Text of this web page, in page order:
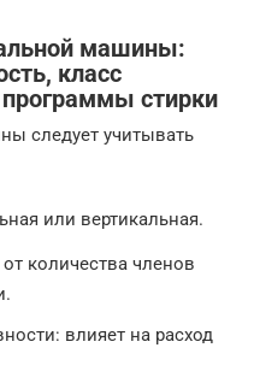
машины:
класс
стирки
следует учитывать
или вертикальная.
количества членов
влияет на расход